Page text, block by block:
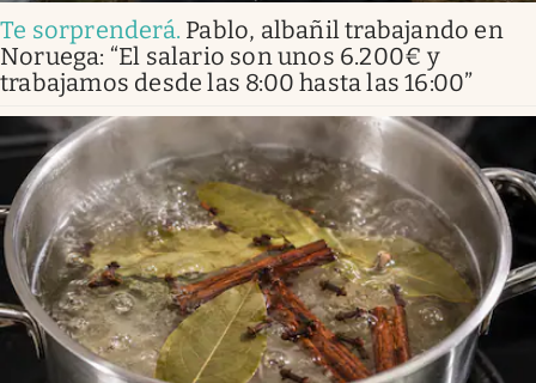
Te sorprenderá. Pablo, albañil trabajando en
Noruega: “El salario son unos 6.200€ y
trabajamos desde las 8:00 hasta las 16:00”